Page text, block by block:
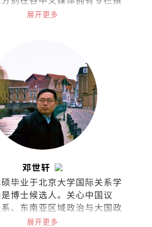
、分享看法。
展开更多
邓世轩
毕业于北京大学国际关系学
博士候选人。关心中国议
、东南亚区域政治与大国政
能动性。展开更多